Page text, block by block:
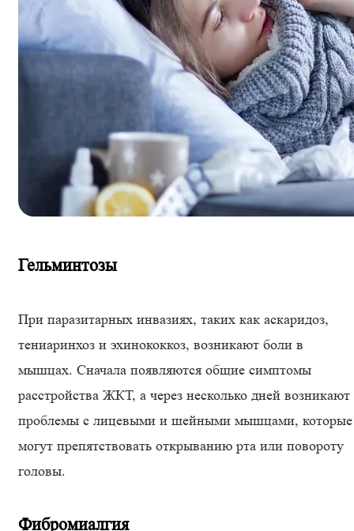
Гельминтозы
При паразитарных инвазиях, таких как аскаридоз,
тениаринхоз и эхинококкоз, возникают боли в
мышцах. Сначала появляются общие симптомы
расстройства ЖКТ, а через несколько дней возникают
проблемы с лицевыми и шейными мышцами, которые
могут препятствовать открыванию рта или повороту
головы.
Фибромиалгия